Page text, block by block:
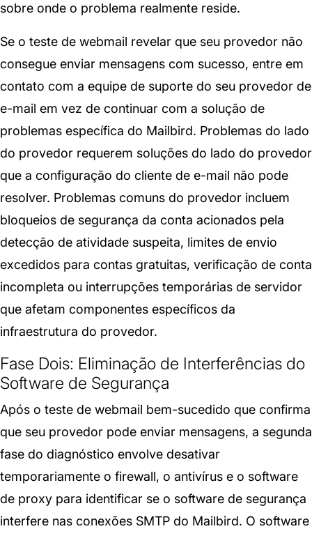
sobre onde o problema realmente reside.
Se o teste de webmail revelar que seu provedor não
consegue enviar mensagens com sucesso, entre em
contato com a equipe de suporte do seu provedor de
e-mail em vez de continuar com a solução de
problemas específica do Mailbird. Problemas do lado
do provedor requerem soluções do lado do provedor
que a configuração do cliente de e-mail não pode
resolver. Problemas comuns do provedor incluem
bloqueios de segurança da conta acionados pela
detecção de atividade suspeita, limites de envio
excedidos para contas gratuitas, verificação de conta
incompleta ou interrupções temporárias de servidor
que afetam componentes específicos da
infraestrutura do provedor.
Fase Dois: Eliminação de Interferências do
Software de Segurança
Após o teste de webmail bem-sucedido que confirma
que seu provedor pode enviar mensagens, a segunda
fase do diagnóstico envolve desativar
temporariamente o firewall, o antivírus e o software
de proxy para identificar se o software de segurança
interfere nas conexões SMTP do Mailbird. O software